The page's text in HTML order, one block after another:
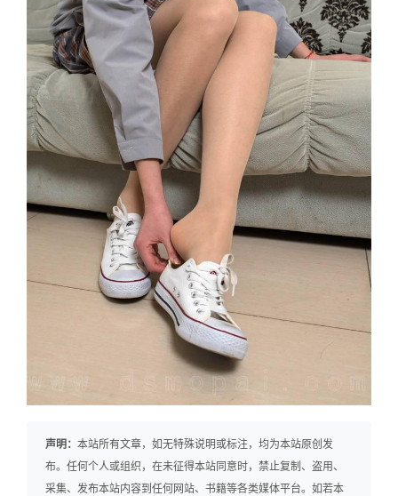
声明： 本站所有文章，如无特殊说明或标注，均为本站原创发
布。任何个人或组织，在未征得本站同意时，禁止复制、盗用、
采集、发布本站内容到任何网站、书籍等各类媒体平台。如若本